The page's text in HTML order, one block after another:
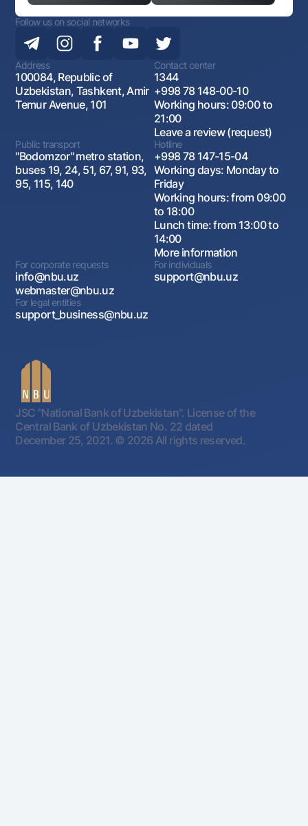
Follow us on social networks
Address
100084, Republic of
Uzbekistan, Tashkent, Amir
Temur Avenue, 101
Contact center
1344
+998 78 148-00-10
Working hours: 09:00 to
21:00
Leave a review (request)
Public transport
"Bodomzor" metro station,
buses 19, 24, 51, 67, 91, 93,
95, 115, 140
Hotline
+998 78 147-15-04
Working days: Monday to
Friday
Working hours: from 09:00
to 18:00
Lunch time: from 13:00 to
14:00
More information
For corporate requests
info@nbu.uz
webmaster@nbu.uz
For individuals
support@nbu.uz
For legal entities
support_business@nbu.uz
JSC "National Bank of Uzbekistan". License of the
Central Bank of Uzbekistan No. 22 dated
December 25, 2021. © 2026 All rights reserved.